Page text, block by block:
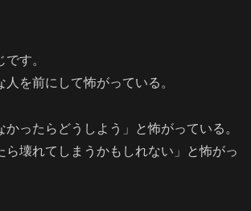
す。
人を前にして怖がっている。
ったらどうしよう」と怖がっている。
ら壊れてしまうかもしれない」と怖がっ